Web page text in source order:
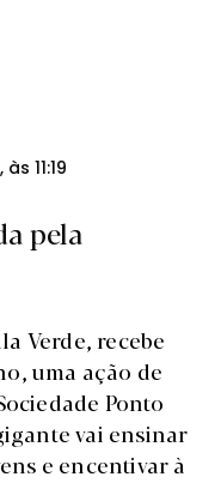
11:19
pela
Verde, recebe
uma ação de
Ponto
vai ensinar
e encentivar à